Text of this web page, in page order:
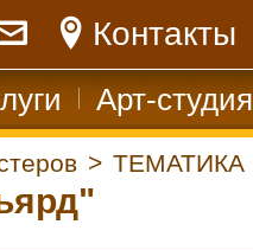
Контакты
Арт-студия
> ТЕМАТИКА